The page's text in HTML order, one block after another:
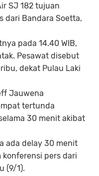
SJ 182 tujuan
dari Bandara Soetta,
pada 14.40 WIB,
Pesawat disebut
dekat Pulau Laki
Jauwena
tertunda
30 menit akibat
ada delay 30 menit
pers dari
(9/1).